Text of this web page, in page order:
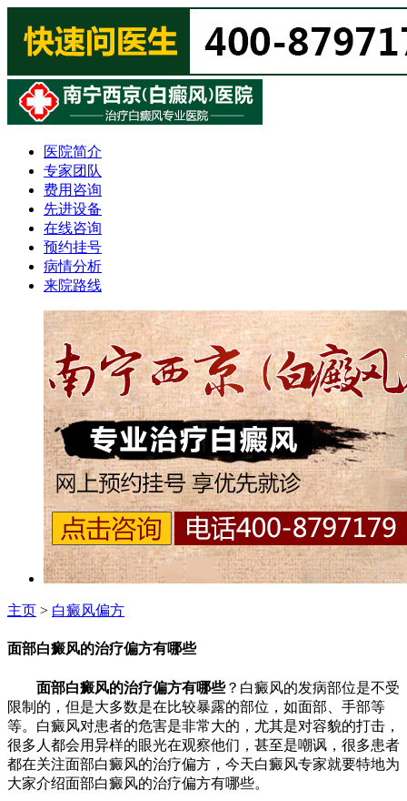
医院简介
专家团队
费用咨询
先进设备
在线咨询
预约挂号
病情分析
来院路线
主页 > 白癜风偏方
面部白癜风的治疗偏方有哪些
面部白癜风的治疗偏方有哪些？白癜风的发病部位是不受
限制的，但是大多数是在比较暴露的部位，如面部、手部等
等。白癜风对患者的危害是非常大的，尤其是对容貌的打击，
很多人都会用异样的眼光在观察他们，甚至是嘲讽，很多患者
都在关注面部白癜风的治疗偏方，今天白癜风专家就要特地为
大家介绍面部白癜风的治疗偏方有哪些。